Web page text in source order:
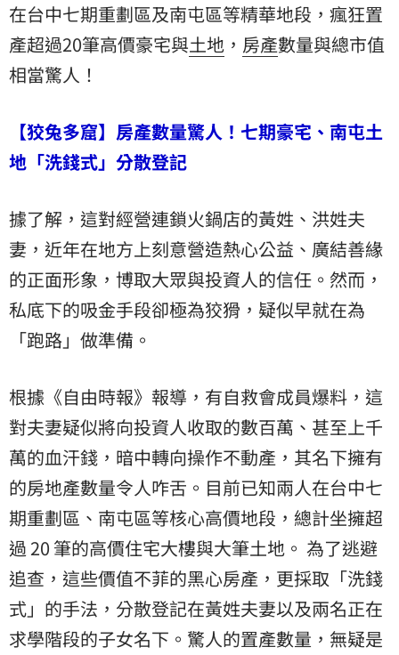
在台中七期重劃區及南屯區等精華地段，瘋狂置
產超過20筆高價豪宅與土地 ， 房產數量與總市值
相當驚人！
【狡兔多窟】房產數量驚人！七期豪宅、南屯土
地「洗錢式」分散登記
據了解，這對經營連鎖火鍋店的黃姓、洪姓夫
妻，近年在地方上刻意營造熱心公益、廣結善緣
的正面形象，博取大眾與投資人的信任。然而，
私底下的吸金手段卻極為狡猾，疑似早就在為
「跑路」做準備。
根據《自由時報》報導，有自救會成員爆料，這
對夫妻疑似將向投資人收取的數百萬、甚至上千
萬的血汗錢，暗中轉向操作不動產，其名下擁有
的房地產數量令人咋舌。目前已知兩人在台中七
期重劃區、南屯區等核心高價地段，總計坐擁超
過 20 筆的高價住宅大樓與大筆土地。 為了逃避
追查，這些價值不菲的黑心房產，更採取「洗錢
式」的手法，分散登記在黃姓夫妻以及兩名正在
求學階段的子女名下。驚人的置產數量，無疑是